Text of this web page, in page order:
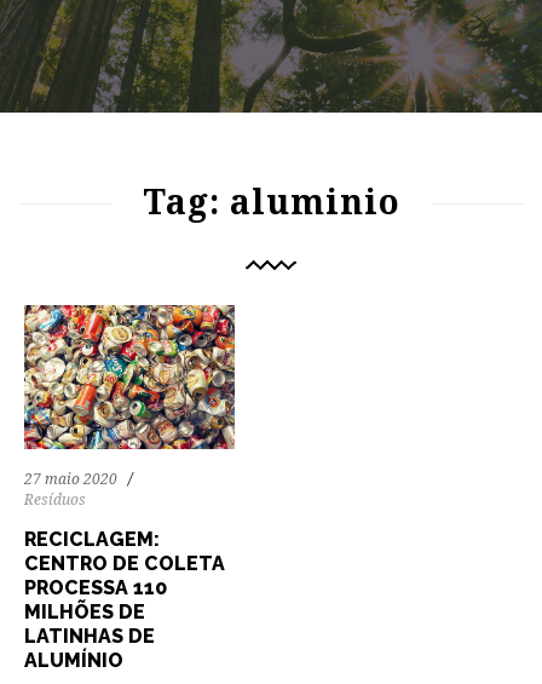
Tag: aluminio
27 maio 2020
Resíduos
RECICLAGEM:
CENTRO DE COLETA
PROCESSA 110
MILHÕES DE
LATINHAS DE
ALUMÍNIO